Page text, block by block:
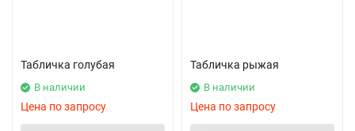
Табличка голубая
В наличии
Цена по запросу
Табличка рыжая
В наличии
Цена по запросу